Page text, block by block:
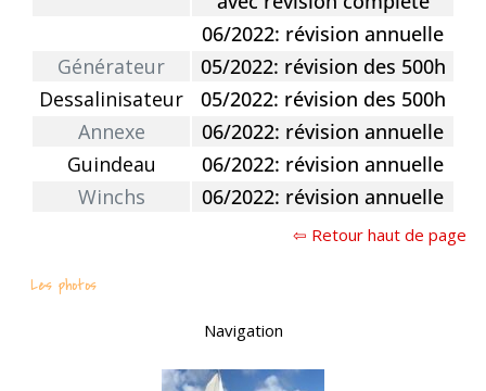
06/2022: révision annuelle
Générateur
05/2022: révision des 500h
Dessalinisateur
05/2022: révision des 500h
Annexe
06/2022: révision annuelle
Guindeau
06/2022: révision annuelle
Winchs
06/2022: révision annuelle
⇦ Retour haut de page
Les photos
Navigation